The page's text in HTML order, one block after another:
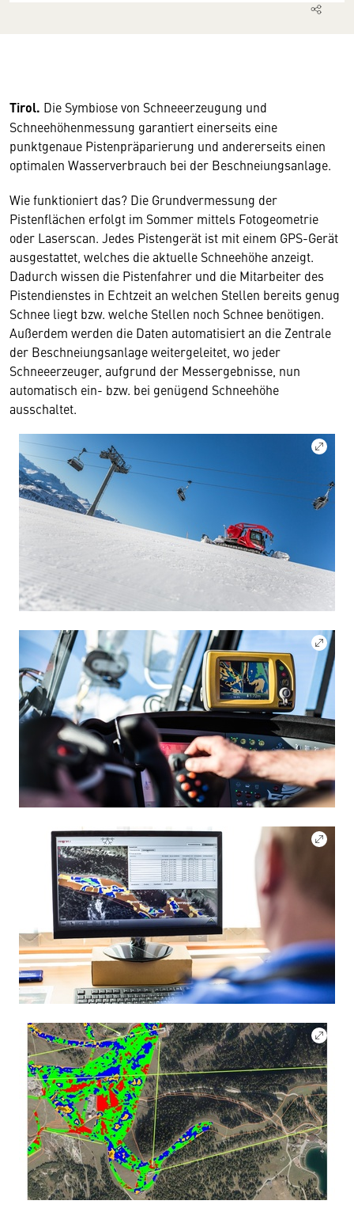
Tirol. Die Symbiose von Schneeerzeugung und
Schneehöhenmessung garantiert einerseits eine
punktgenaue Pistenpräparierung und andererseits einen
optimalen Wasserverbrauch bei der Beschneiungsanlage.
Wie funktioniert das? Die Grundvermessung der
Pistenflächen erfolgt im Sommer mittels Fotogeometrie
oder Laserscan. Jedes Pistengerät ist mit einem GPS-Gerät
ausgestattet, welches die aktuelle Schneehöhe anzeigt.
Dadurch wissen die Pistenfahrer und die Mitarbeiter des
Pistendienstes in Echtzeit an welchen Stellen bereits genug
Schnee liegt bzw. welche Stellen noch Schnee benötigen.
Außerdem werden die Daten automatisiert an die Zentrale
der Beschneiungsanlage weitergeleitet, wo jeder
Schneeerzeuger, aufgrund der Messergebnisse, nun
automatisch ein- bzw. bei genügend Schneehöhe
ausschaltet.